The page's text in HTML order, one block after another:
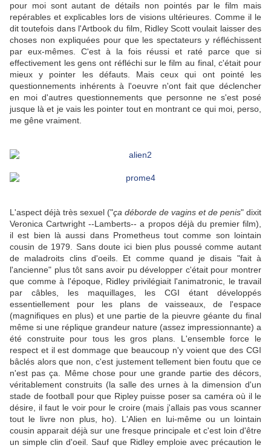
pour moi sont autant de détails non pointés par le film mais
repérables et explicables lors de visions ultérieures. Comme il le
dit toutefois dans l'Artbook du film, Ridley Scott voulait laisser des
choses non expliquées pour que les spectateurs y réfléchissent
par eux-mêmes. C'est à la fois réussi et raté parce que si
effectivement les gens ont réfléchi sur le film au final, c'était pour
mieux y pointer les défauts. Mais ceux qui ont pointé les
questionnements inhérents à l'oeuvre n'ont fait que déclencher
en moi d'autres questionnements que personne ne s'est posé
jusque là et je vais les pointer tout en montrant ce qui moi, perso,
me gêne vraiment.
L'aspect déjà très sexuel ("ça déborde de vagins et de penis" dixit
Veronica Cartwright --Lamberts-- a propos déjà du premier film),
il est bien là aussi dans Prometheus tout comme son lointain
cousin de 1979. Sans doute ici bien plus poussé comme autant
de maladroits clins d'oeils. Et comme quand je disais "fait à
l'ancienne" plus tôt sans avoir pu développer c'était pour montrer
que comme à l'époque, Ridley privilégiait l'animatronic, le travail
par câbles, les maquillages, les CGI étant développés
essentiellement pour les plans de vaisseaux, de l'espace
(magnifiques en plus) et une partie de la pieuvre géante du final
même si une réplique grandeur nature (assez impressionnante) a
été construite pour tous les gros plans. L'ensemble force le
respect et il est dommage que beaucoup n'y voient que des CGI
bâclés alors que non, c'est justement tellement bien foutu que ce
n'est pas ça. Même chose pour une grande partie des décors,
véritablement construits (la salle des urnes à la dimension d'un
stade de football pour que Ripley puisse poser sa caméra où il le
désire, il faut le voir pour le croire (mais j'allais pas vous scanner
tout le livre non plus, ho). L'Alien en lui-même ou un lointain
cousin apparait déjà sur une fresque principale et c'est loin d'être
un simple clin d'oeil. Sauf que Ridley emploie avec précaution le